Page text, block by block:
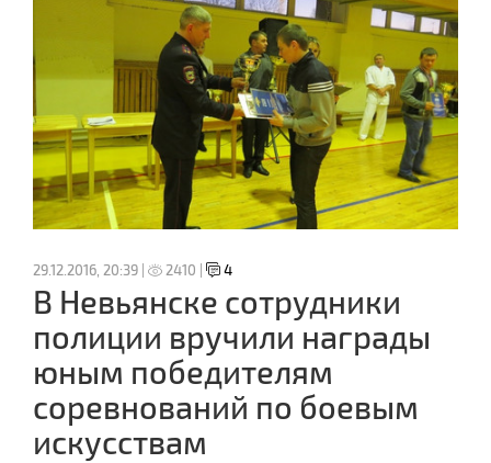
29.12.2016, 20:39 | 2410 | 4
В Невьянске сотрудники
полиции вручили награды
юным победителям
соревнований по боевым
искусствам